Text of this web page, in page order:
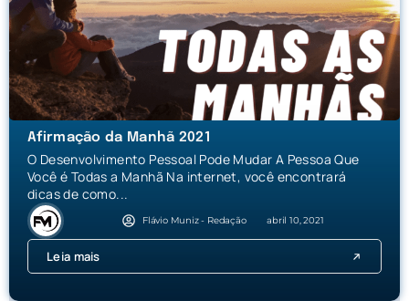
Afirmação da Manhã 2021
O Desenvolvimento Pessoal Pode Mudar A Pessoa Que
Você é Todas a Manhã Na internet, você encontrará
dicas de como...
Flávio Muniz - Redação abril 10, 2021
Leia mais